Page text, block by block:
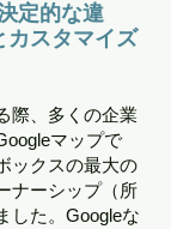
定的な違
カスタマイズ
際、多くの企業
マップで
ックスの最大の
ナーシップ（所
した。Googleな